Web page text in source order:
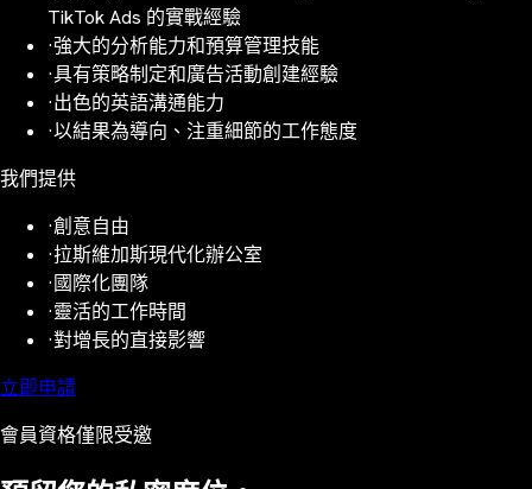
TikTok Ads 的實戰經驗
·強大的分析能力和預算管理技能
·具有策略制定和廣告活動創建經驗
·出色的英語溝通能力
·以結果為導向、注重細節的工作態度
我們提供
·創意自由
·拉斯維加斯現代化辦公室
·國際化團隊
·靈活的工作時間
·對增長的直接影響
立即申請
會員資格僅限受邀